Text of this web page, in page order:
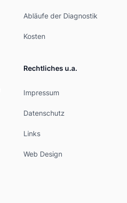
Abläufe der Diagnostik
Kosten
Rechtliches u.a.
Impressum
Datenschutz
Links
Web Design